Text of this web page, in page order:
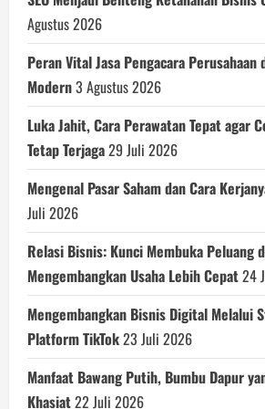
Agustus 2026
Peran Vital Jasa Pengacara Perusahaan
Modern3 Agustus 2026
Luka Jahit, Cara Perawatan Tepat agar
Tetap Terjaga29 Juli 2026
Mengenal Pasar Saham dan Cara
Juli 2026
Relasi Bisnis: Kunci Membuka Peluang
Mengembangkan Usaha Lebih Cepat24
Mengembangkan Bisnis Digital Melalui
Platform TikTok23 Juli 2026
Manfaat Bawang Putih, Bumbu Dapur
Khasiat22 Juli 2026